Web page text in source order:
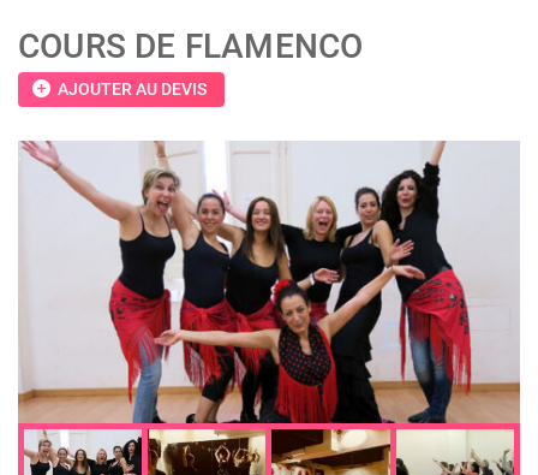
COURS DE FLAMENCO
add_circle AJOUTER AU DEVIS
;